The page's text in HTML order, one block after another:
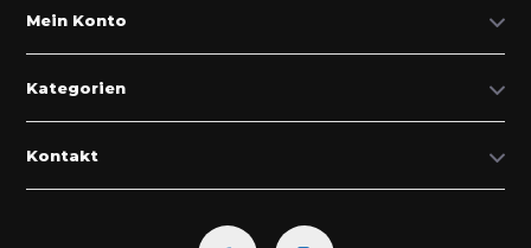
Mein Konto
Kategorien
Kontakt